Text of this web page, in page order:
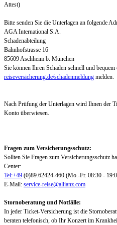
Attest)
Bitte senden Sie die Unterlagen an folgende
AGA International S.A.
Schadenabteilung
Bahnhofstrasse 16
85609 Aschheim b. München
Sie können Ihren Schaden schnell und
reiseversicherung.de/schadenmeldung melden.
Nach Prüfung der Unterlagen wird Ihnen der
Konto überwiesen.
Fragen zum Versicherungsschutz:
Sollten Sie Fragen zum Versicherungsschutz
Center:
Tel:+49 (0)89.62424-460 (Mo.-Fr. 08:30 -
E-Mail: service-reise@allianz.com
Stornoberatung und Notfälle:
In jeder Ticket-Versicherung ist die
beraten telefonisch, ob Ihr Konzert im